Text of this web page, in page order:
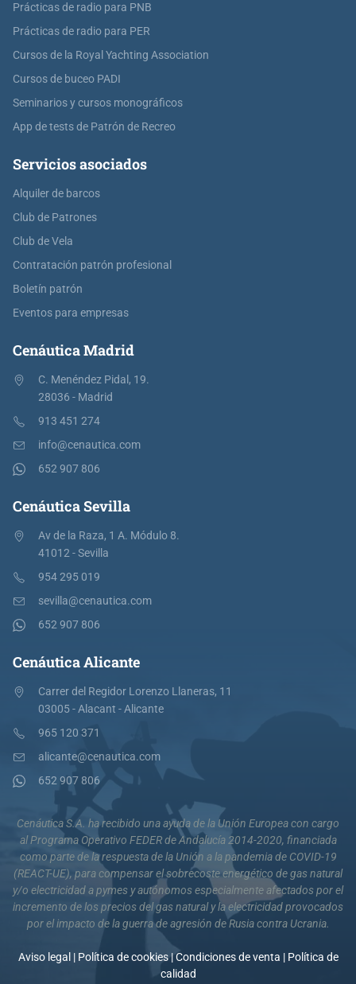
Prácticas de radio para PNB
Prácticas de radio para PER
Cursos de la Royal Yachting Association
Cursos de buceo PADI
Seminarios y cursos monográficos
App de tests de Patrón de Recreo
Servicios asociados
Alquiler de barcos
Club de Patrones
Club de Vela
Contratación patrón profesional
Boletín patrón
Eventos para empresas
Cenáutica Madrid
C. Menéndez Pidal, 19.
28036 - Madrid
913 451 274
info@cenautica.com
652 907 806
Cenáutica Sevilla
Av de la Raza, 1 A. Módulo 8.
41012 - Sevilla
954 295 019
sevilla@cenautica.com
652 907 806
Cenáutica Alicante
Carrer del Regidor Lorenzo Llaneras, 11
03005 - Alacant - Alicante
965 120 371
alicante@cenautica.com
652 907 806
Cenáutica S.A. ha recibido una ayuda de la Unión Europea con cargo
al Programa Operativo FEDER de Andalucía 2014-2020, financiada
como parte de la respuesta de la Unión a la pandemia de COVID-19
(REACT-UE), para compensar el sobrecoste energético de gas natural
y/o electricidad a pymes y autónomos especialmente afectados por el
incremento de los precios del gas natural y la electricidad provocados
por el impacto de la guerra de agresión de Rusia contra Ucrania.
Aviso legal | Política de cookies|Condiciones de venta | Política de
calidad